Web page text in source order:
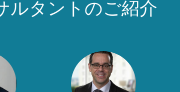
ルタントのご紹介